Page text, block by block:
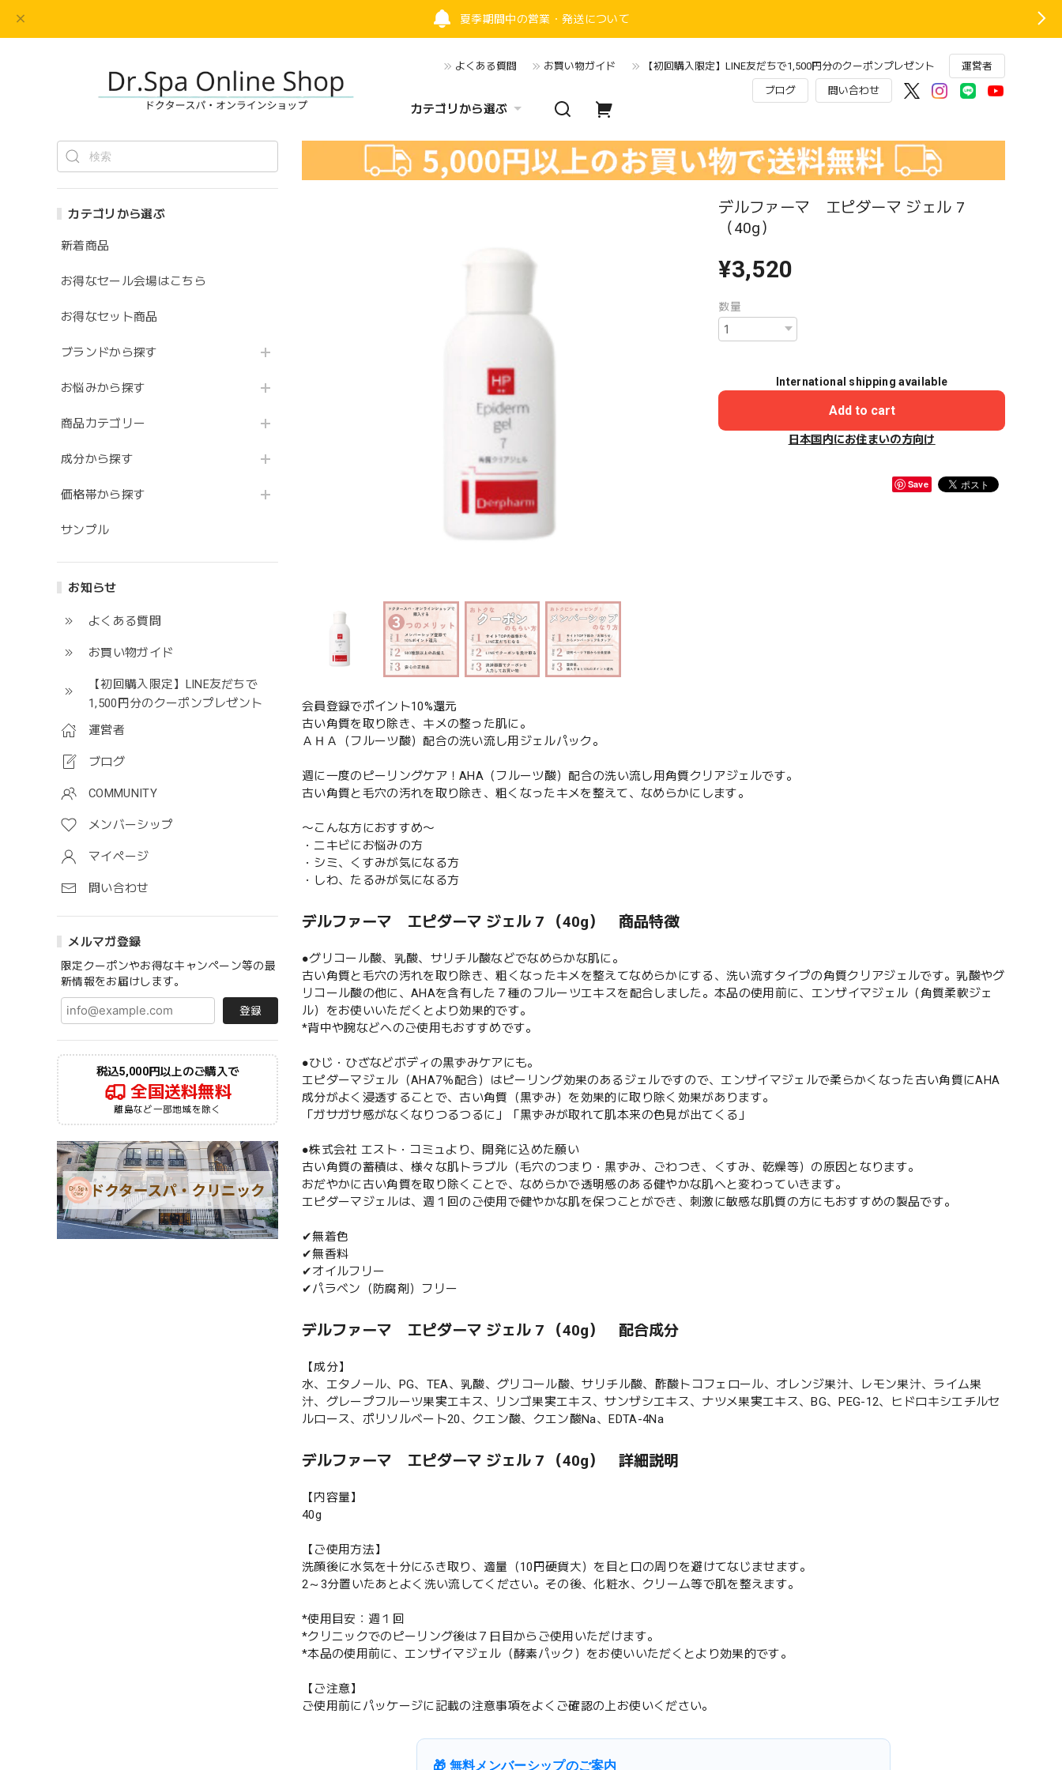
夏季期間中の営業・発送について
よくある質問 お買い物ガイド 【初回購入限定】LINE友だちで1,500円分のクーポンプレゼント 運営者
ブログ 問い合わせ
カテゴリから選ぶ
カテゴリから選ぶ
新着商品
お得なセール会場はこちら
お得なセット商品
ブランドから探す
お悩みから探す
商品カテゴリー
成分から探す
価格帯から探す
サンプル
お知らせ
よくある質問
お買い物ガイド
【初回購入限定】LINE友だちで
1,500円分のクーポンプレゼント
運営者
ブログ
COMMUNITY
メンバーシップ
マイページ
問い合わせ
メルマガ登録
限定クーポンやお得なキャンペーン等の最
新情報をお届けします。
登録
税込5,000円以上のご購入で
全国送料無料
離島など一部地域を除く
デルファーマ エピダーマ ジェル 7
（40g）
¥3,520
数量
International shipping available
Add to cart
日本国内にお住まいの方向け
Save
会員登録でポイント10%還元
古い角質を取り除き、キメの整った肌に。
ＡＨＡ（フルーツ酸）配合の洗い流し用ジェルパック。
週に一度のピーリングケア！AHA（フルーツ酸）配合の洗い流し用角質クリアジェルです。
古い角質と毛穴の汚れを取り除き、粗くなったキメを整えて、なめらかにします。
〜こんな方におすすめ〜
・ニキビにお悩みの方
・シミ、くすみが気になる方
・しわ、たるみが気になる方
デルファーマ エピダーマ ジェル 7 （40g） 商品特徴
●グリコール酸、乳酸、サリチル酸などでなめらかな肌に。
古い角質と毛穴の汚れを取り除き、粗くなったキメを整えてなめらかにする、洗い流すタイプの角質クリアジェルです。乳酸やグ
リコール酸の他に、AHAを含有した７種のフルーツエキスを配合しました。本品の使用前に、エンザイマジェル（角質柔軟ジェ
ル）をお使いいただくとより効果的です。
*背中や腕などへのご使用もおすすめです。
●ひじ・ひざなどボディの黒ずみケアにも。
エピダーマジェル（AHA7％配合）はピーリング効果のあるジェルですので、エンザイマジェルで柔らかくなった古い角質にAHA
成分がよく浸透することで、古い角質（黒ずみ）を効果的に取り除く効果があります。
「ガサガサ感がなくなりつるつるに」「黒ずみが取れて肌本来の色見が出てくる」
●株式会社 エスト・コミュより、開発に込めた願い
古い角質の蓄積は、様々な肌トラブル（毛穴のつまり・黒ずみ、ごわつき、くすみ、乾燥等）の原因となります。
おだやかに古い角質を取り除くことで、なめらかで透明感のある健やかな肌へと変わっていきます。
エピダーマジェルは、週１回のご使用で健やかな肌を保つことができ、刺激に敏感な肌質の方にもおすすめの製品です。
✔無着色
✔無香料
✔オイルフリー
✔パラベン（防腐剤）フリー
デルファーマ エピダーマ ジェル 7 （40g） 配合成分
【成分】
水、エタノール、PG、TEA、乳酸、グリコール酸、サリチル酸、酢酸トコフェロール、オレンジ果汁、レモン果汁、ライム果
汁、グレープフルーツ果実エキス、リンゴ果実エキス、サンザシエキス、ナツメ果実エキス、BG、PEG-12、ヒドロキシエチルセ
ルロース、ポリソルベート20、クエン酸、クエン酸Na、EDTA-4Na
デルファーマ エピダーマ ジェル 7 （40g） 詳細説明
【内容量】
40g
【ご使用方法】
洗顔後に水気を十分にふき取り、適量（10円硬貨大）を目と口の周りを避けてなじませます。
2～3分置いたあとよく洗い流してください。その後、化粧水、クリーム等で肌を整えます。
*使用目安：週１回
*クリニックでのピーリング後は７日目からご使用いただけます。
*本品の使用前に、エンザイマジェル（酵素パック）をお使いいただくとより効果的です。
【ご注意】
ご使用前にパッケージに記載の注意事項をよくご確認の上お使いください。
🎁 無料メンバーシップのご案内